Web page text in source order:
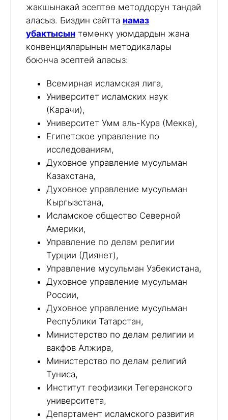
жакшынакай эсептөө методдорун тандай
аласыз. Биздин сайтта намаз
убактысын төмөнкү уюмдардын жана
конвенцияларынын методикалары
боюнча эсептей аласыз:
Всемирная исламская лига,
Университет исламских наук
(Карачи),
Университет Умм аль-Кура (Мекка),
Египетское управление по
исследованиям,
Духовное управление мусульман
Казахстана,
Духовное управление мусульман
Кыргызстана,
Исламское общество Северной
Америки,
Управление по делам религии
Турции (Диянет),
Управление мусульман Узбекистана,
Духовное управление мусульман
России,
Духовное управление мусульман
Республики Татарстан,
Министерство по делам религии и
вакфов Алжира,
Министерство по делам религий
Туниса,
Институт геофизики Тегеранского
университета,
Департамент исламского развития